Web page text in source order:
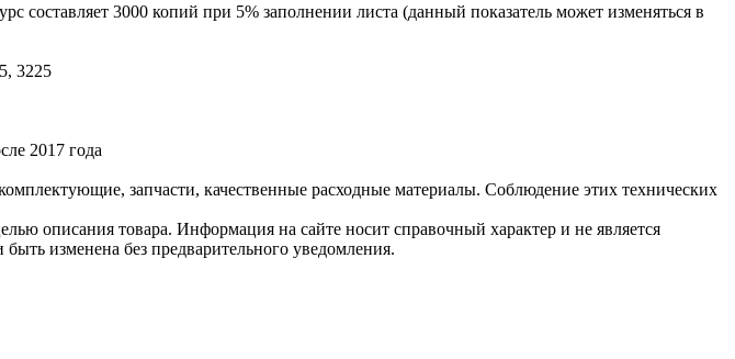
3000 копий при 5% заполнении листа (данный показатель может изменяться в
3225
2017 года
запчасти, качественные расходные материалы. Соблюдение этих технических
описания товара. Информация на сайте носит справочный характер и не является
изменена без предварительного уведомления.